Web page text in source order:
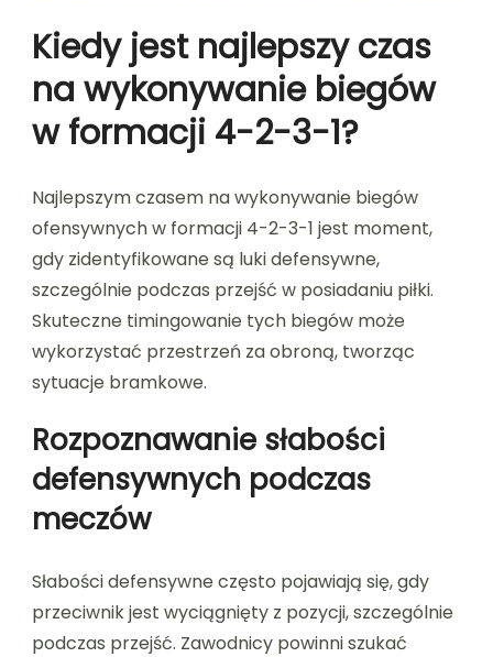
Kiedy jest najlepszy czas
na wykonywanie biegów
w formacji 4-2-3-1?
Najlepszym czasem na wykonywanie biegów
ofensywnych w formacji 4-2-3-1 jest moment,
gdy zidentyfikowane są luki defensywne,
szczególnie podczas przejść w posiadaniu piłki.
Skuteczne timingowanie tych biegów może
wykorzystać przestrzeń za obroną, tworząc
sytuacje bramkowe.
Rozpoznawanie słabości
defensywnych podczas
meczów
Słabości defensywne często pojawiają się, gdy
przeciwnik jest wyciągnięty z pozycji, szczególnie
podczas przejść. Zawodnicy powinni szukać